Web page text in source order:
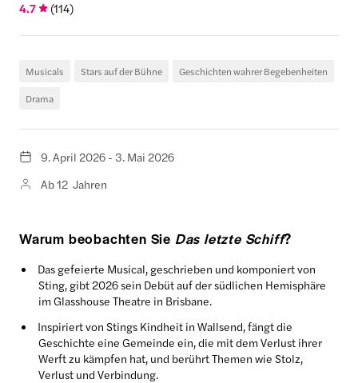
4.7
(114)
Musicals Stars auf der Bühne
Geschichten wahrer Begebenheiten
Drama
9. April 2026 - 3. Mai 2026
Ab 12 Jahren
Warum beobachten Sie Das letzte Schiff?
Das gefeierte Musical, geschrieben und komponiert von
Sting, gibt 2026 sein Debüt auf der südlichen Hemisphäre
im Glasshouse Theatre in Brisbane.
Inspiriert von Stings Kindheit in Wallsend, fängt die
Geschichte eine Gemeinde ein, die mit dem Verlust ihrer
Werft zu kämpfen hat, und berührt Themen wie Stolz,
Verlust und Verbindung.